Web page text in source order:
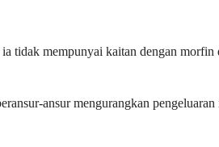
tidak mempunyai kaitan dengan morfin
ansur mengurangkan